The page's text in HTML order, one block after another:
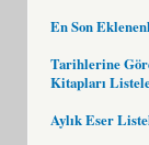
En Son
Tarihlerine
Kitapları
Aylık Eser